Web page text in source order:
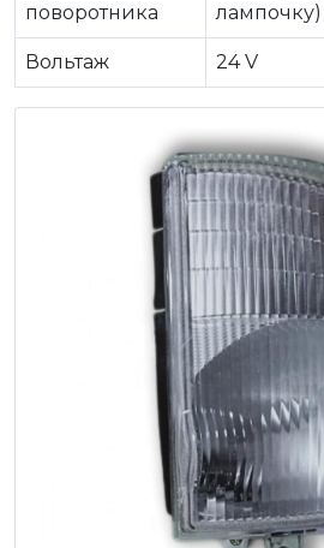
поворотника
лампочку)
Вольтаж 24 V